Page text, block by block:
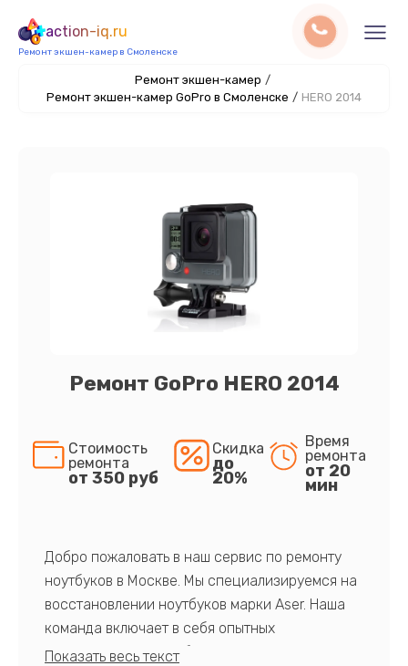
action-iq.ru
Ремонт экшен-камер в Смоленске
Ремонт экшен-камер /
Ремонт экшен-камер GoPro в Смоленске / HERO 2014
Ремонт GoPro HERO 2014
Стоимость
ремонта
от 350 руб
Скидка
до
20%
Время
ремонта
от 20
мин
Добро пожаловать в наш сервис по ремонту
ноутбуков в Москве. Мы специализируемся на
восстановлении ноутбуков марки Aser. Наша
команда включает в себя опытных
профессионалов с обширными знаниями и